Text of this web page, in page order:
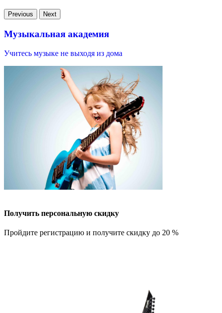
Previous Next
Музыкальная академия
Учитесь музыке не выходя из дома
Получить персональную скидку
Пройдите регистрацию и получите скидку до 20 %